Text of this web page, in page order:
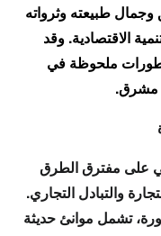
طبيعته وثرواته
الاقتصادية. وقد
ملحوظة في
مشرق.
على مفترق الطرق
والتبادل التجاري.
تشمل موانئ حديثة